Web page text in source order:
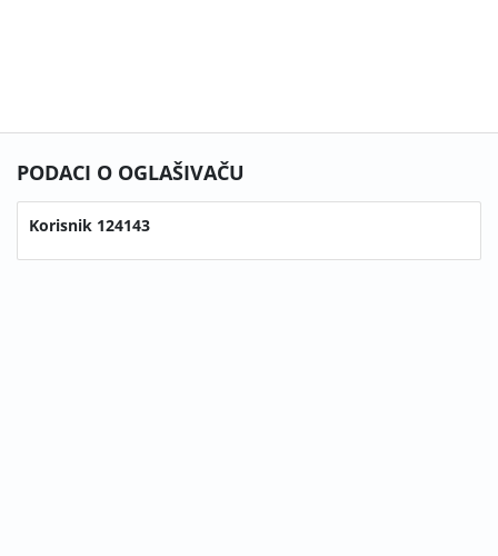
PODACI O OGLAŠIVAČU
Korisnik 124143